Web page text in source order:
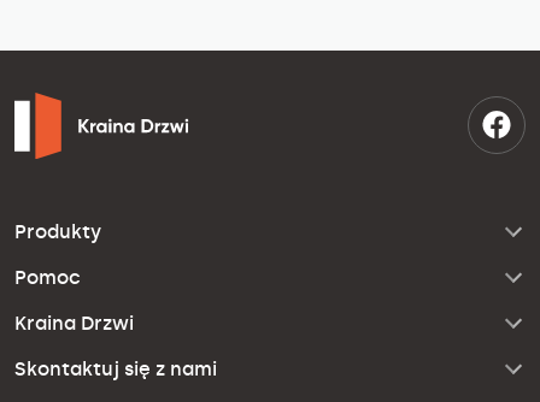
Produkty
Pomoc
Kraina Drzwi
Skontaktuj się z nami